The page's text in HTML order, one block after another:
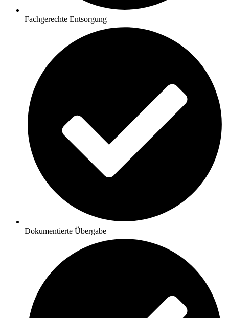
Fachgerechte Entsorgung
Dokumentierte Übergabe